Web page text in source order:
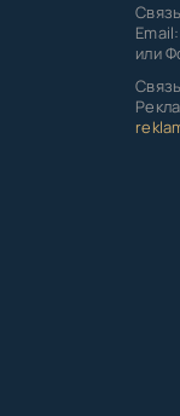
Email:
или